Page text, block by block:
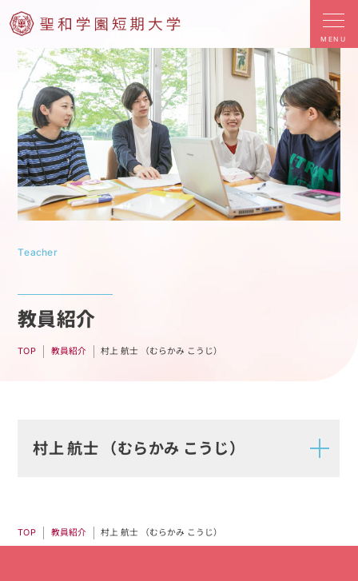
MENU
Teacher
教員紹介
TOP 教員紹介 村上 航士 （むらかみ こうじ）
村上 航士 （むらかみ こうじ）
TOP 教員紹介 村上 航士 （むらかみ こうじ）